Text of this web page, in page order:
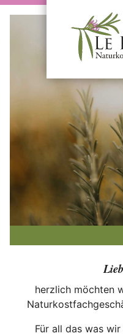
herzlich möchten
Für all das was